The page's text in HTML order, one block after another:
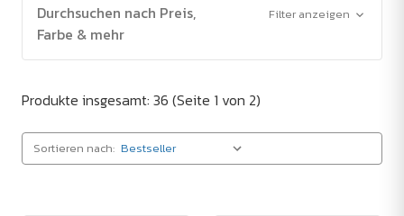
Durchsuchen nach Preis,
Farbe & mehr
Filter anzeigen
Produkte insgesamt: 36 (Seite 1 von 2)
Sortieren nach: